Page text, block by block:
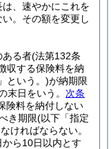
、速やかにこれを
。 その額を変更し
ある者(法第132条
収する保険料を納
という。)が納期限
末日をいう。 次条
険料を納付しない
き期限(以下「指定
ければならない。
ら10日以内とす